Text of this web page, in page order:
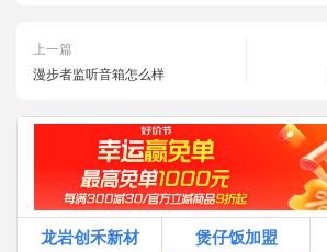
上一篇
漫步者监听音箱怎么样
龙岩创禾新材 煲仔饭加盟